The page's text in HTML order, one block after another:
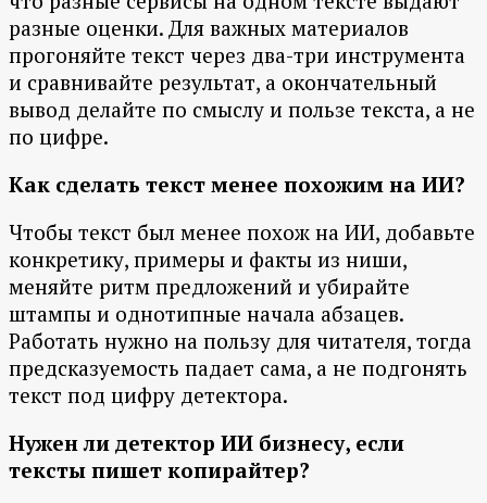
разные оценки. Для важных материалов
прогоняйте текст через два-три инструмента
и сравнивайте результат, а окончательный
вывод делайте по смыслу и пользе текста, а не
по цифре.
Как сделать текст менее похожим на ИИ?
Чтобы текст был менее похож на ИИ, добавьте
конкретику, примеры и факты из ниши,
меняйте ритм предложений и убирайте
штампы и однотипные начала абзацев.
Работать нужно на пользу для читателя, тогда
предсказуемость падает сама, а не подгонять
текст под цифру детектора.
Нужен ли детектор ИИ бизнесу, если
тексты пишет копирайтер?